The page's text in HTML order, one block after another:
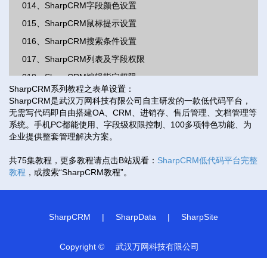
014、SharpCRM字段颜色设置
015、SharpCRM鼠标提示设置
016、SharpCRM搜索条件设置
017、SharpCRM列表及字段权限
018、SharpCRM编辑指定权限
019、SharpCRM删除指定权限
020、SharpCRM模块分类设置
021、SharpCRM模块关联展示设置
023、SharpCRM详细页面显示设置
026、SharpCRM批量修改字段设置
SharpCRM系列教程之表单设置：
SharpCRM是武汉万网科技有限公司自主研发的一款低代码平台，
无需写代码即自由搭建OA、CRM、进销存、售后管理、文档管理等
系统。手机PC都能使用、字段级权限控制、100多项特色功能、为
企业提供整套管理解决方案。
共75集教程，更多教程请点击B站观看： SharpCRM低代码平台完整
教程 ，或搜索“SharpCRM教程”。
SharpCRM | SharpData | SharpSite
Copyright © 武汉万网科技有限公司